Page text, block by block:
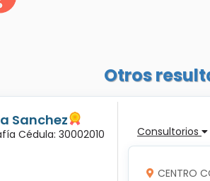
Otros
Sanchez
Cédula: 30002010 Consultorios
CENTRO